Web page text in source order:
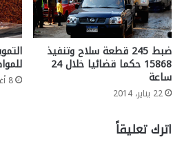
ضبط 245 قطعة سلاح وتنفيذ
15868 حكما قضائيا خلال 24
ساعة
22 يناير، 2014
8 أغسطس، 2012
اترك تعليقاً